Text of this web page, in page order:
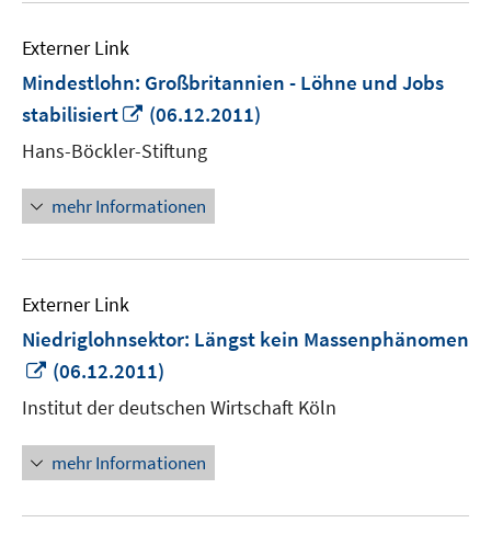
Externer Link
Mindestlohn: Großbritannien - Löhne und Jobs
stabilisiert
In
neuem
Fenster
öffnen
(06.12.2011)
Hans-Böckler-Stiftung
mehr Informationen
Externer Link
Niedriglohnsektor: Längst kein Massenphänomen
In
neuem
Fenster
öffnen
(06.12.2011)
Institut der deutschen Wirtschaft Köln
mehr Informationen